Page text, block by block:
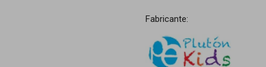
Fabricante: